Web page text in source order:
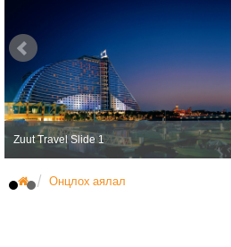
Zuut Travel Slide 1
Онцлох аялал